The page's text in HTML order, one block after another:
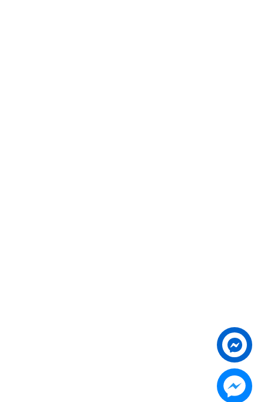
Liên hệ